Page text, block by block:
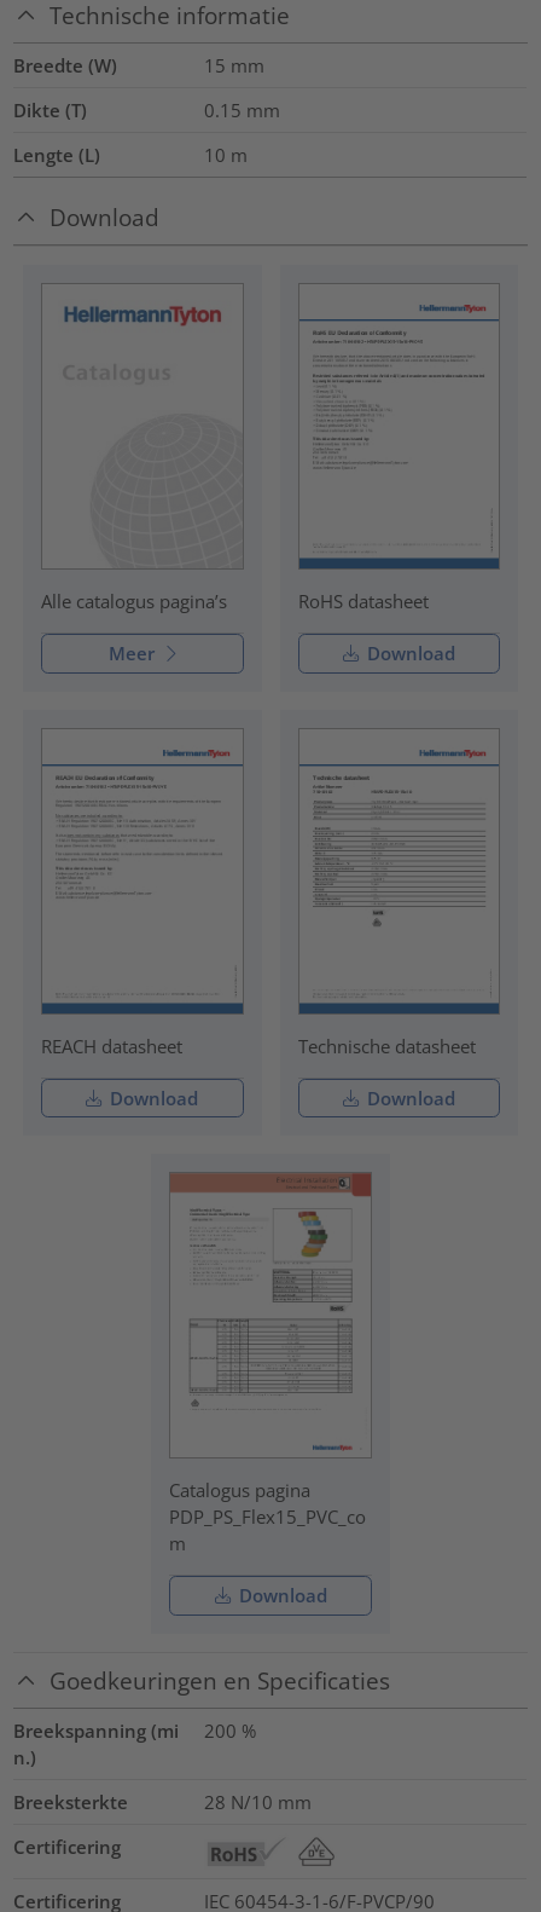
Technische informatie
Breedte (W) 15 mm
Dikte (T)
0.15 mm
Lengte (L)
10 m
Download
Alle catalogus pagina’s
Meer
RoHS datasheet
Download
REACH datasheet
Download
Technische datasheet
Download
Catalogus pagina
PDP_PS_Flex15_PVC_co
m
Download
Goedkeuringen en Specificaties
Breekspanning (mi
n.)
200 %
Breeksterkte 28 N/10 mm
Certificering
Certificering
IEC 60454-3-1-6/F-PVCP/90